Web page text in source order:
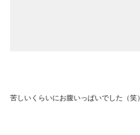
苦しいくらいにお腹いっぱいでした（笑）